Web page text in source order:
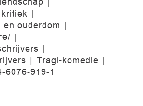
ouderdom
Tragi-komedie
6076-919-1